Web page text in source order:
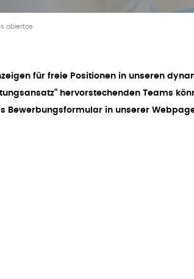
abiertas
für freie Positionen in unseren
hervorstechenden Teams
Bewerbungsformular in unserer